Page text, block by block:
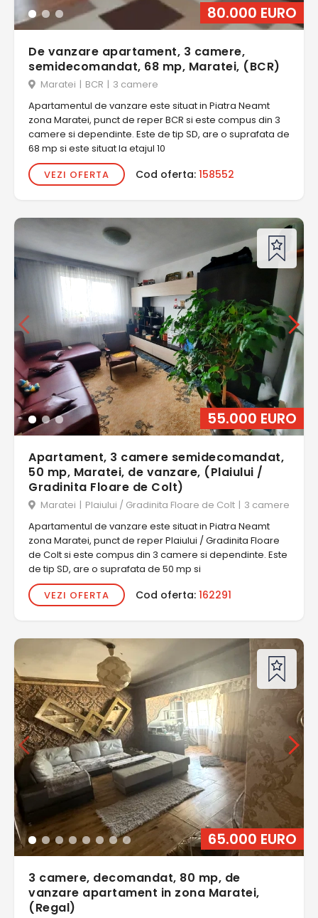
80.000 EURO
De vanzare apartament, 3 camere,
semidecomandat, 68 mp, Maratei, (BCR)
Maratei | BCR | 3 camere
Apartamentul de vanzare este situat in Piatra Neamt
zona Maratei, punct de reper BCR si este compus din 3
camere si dependinte. Este de tip SD, are o suprafata de
68 mp si este situat la etajul 10
VEZI OFERTA
Cod oferta: 158552
55.000 EURO
Apartament, 3 camere semidecomandat,
50 mp, Maratei, de vanzare, (Plaiului /
Gradinita Floare de Colt)
Maratei | Plaiului / Gradinita Floare de Colt | 3 camere
Apartamentul de vanzare este situat in Piatra Neamt
zona Maratei, punct de reper Plaiului / Gradinita Floare
de Colt si este compus din 3 camere si dependinte. Este
de tip SD, are o suprafata de 50 mp si
VEZI OFERTA
Cod oferta: 162291
65.000 EURO
3 camere, decomandat, 80 mp, de
vanzare apartament in zona Maratei,
(Regal)